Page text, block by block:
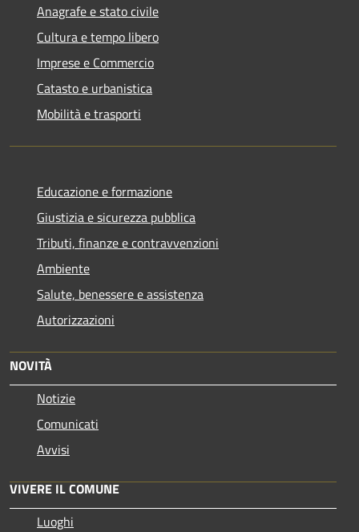
Anagrafe e stato civile
Cultura e tempo libero
Imprese e Commercio
Catasto e urbanistica
Mobilità e trasporti
Educazione e formazione
Giustizia e sicurezza pubblica
Tributi, finanze e contravvenzioni
Ambiente
Salute, benessere e assistenza
Autorizzazioni
NOVITÀ
Notizie
Comunicati
Avvisi
VIVERE IL COMUNE
Luoghi